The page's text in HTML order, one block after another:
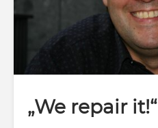
„We repair it!“